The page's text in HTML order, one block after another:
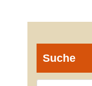
Suche